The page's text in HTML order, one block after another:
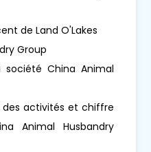
de Land O'Lakes
Group
société China Animal
des activités et chiffre
Animal Husbandry